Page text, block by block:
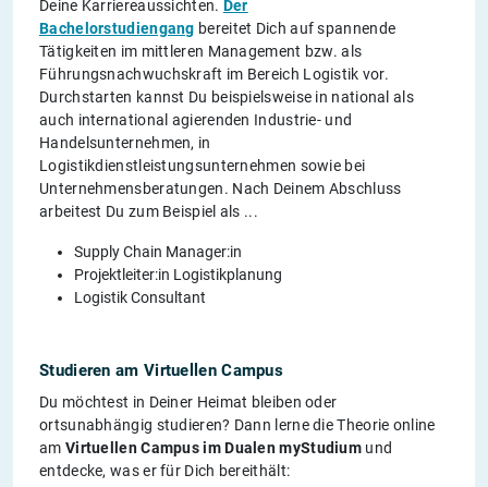
Deine Karriereaussichten. Der
Bachelorstudiengang bereitet Dich auf spannende
Tätigkeiten im mittleren Management bzw. als
Führungsnachwuchskraft im Bereich Logistik vor.
Durchstarten kannst Du beispielsweise in national als
auch international agierenden Industrie- und
Handelsunternehmen, in
Logistikdienstleistungsunternehmen sowie bei
Unternehmensberatungen. Nach Deinem Abschluss
arbeitest Du zum Beispiel als ...
Supply Chain Manager:in
Projektleiter:in Logistikplanung
Logistik Consultant
Studieren am Virtuellen Campus
Du möchtest in Deiner Heimat bleiben oder
ortsunabhängig studieren? Dann lerne die Theorie online
am Virtuellen Campus im Dualen myStudium und
entdecke, was er für Dich bereithält: